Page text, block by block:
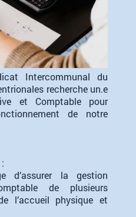
Intercommunal du
recherche un.e
et Comptable pour
de notre
d’assurer la gestion
de plusieurs
l’accueil physique et